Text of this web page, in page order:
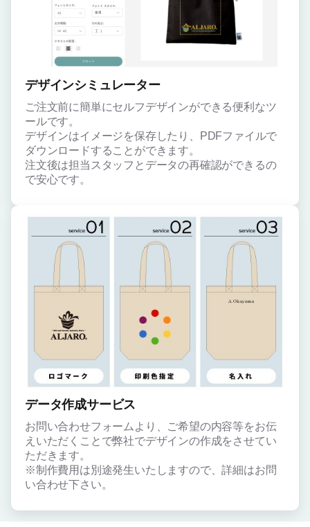
デザインシミュレーター
ご注文前に簡単にセルフデザインができる便利なツ
ールです。
デザインはイメージを保存したり、PDFファイルで
ダウンロードすることができます。
注文後は担当スタッフとデータの再確認ができるの
で安心です。
データ作成サービス
お問い合わせフォームより、ご希望の内容等をお伝
えいただくことで弊社でデザインの作成をさせてい
ただきます。
※制作費用は別途発生いたしますので、詳細はお問
い合わせ下さい。